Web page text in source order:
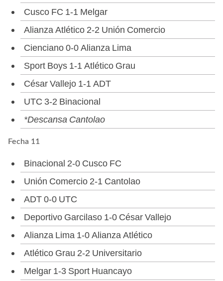
Cusco FC 1-1 Melgar
Alianza Atlético 2-2 Unión Comercio
Cienciano 0-0 Alianza Lima
Sport Boys 1-1 Atlético Grau
César Vallejo 1-1 ADT
UTC 3-2 Binacional
*Descansa Cantolao
Fecha 11
Binacional 2-0 Cusco FC
Unión Comercio 2-1 Cantolao
ADT 0-0 UTC
Deportivo Garcilaso 1-0 César Vallejo
Alianza Lima 1-0 Alianza Atlético
Atlético Grau 2-2 Universitario
Melgar 1-3 Sport Huancayo